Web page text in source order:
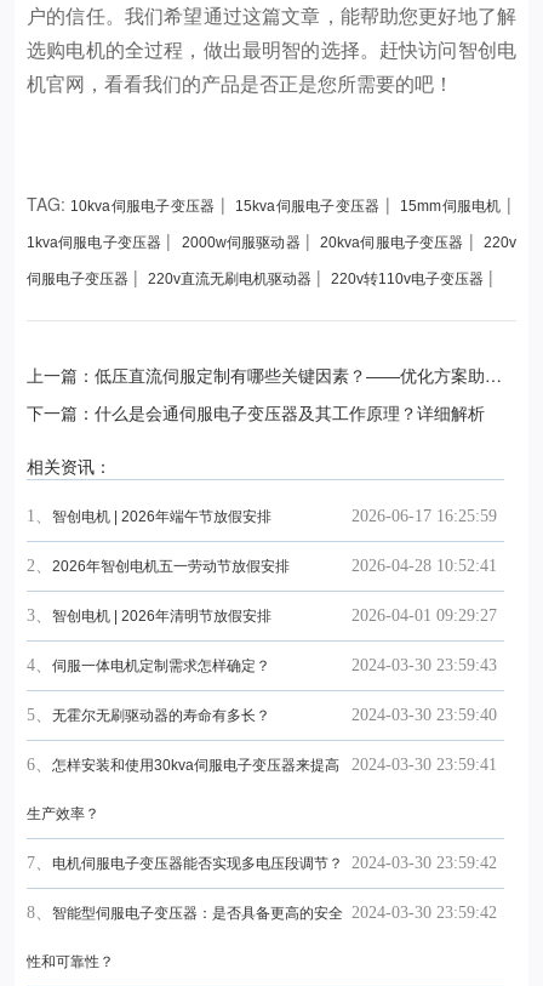
户的信任。我们希望通过这篇文章，能帮助您更好地了解
选购电机的全过程，做出最明智的选择。赶快访问智创电
机官网，看看我们的产品是否正是您所需要的吧！
TAG: 10kva伺服电子变压器 | 15kva伺服电子变压器 | 15mm伺服电机 |
1kva伺服电子变压器 | 2000w伺服驱动器|20kva伺服电子变压器 |220v
伺服电子变压器 | 220v直流无刷电机驱动器 | 220v转110v电子变压器 |
上一篇：低压直流伺服定制有哪些关键因素？——优化方案助您
下一篇：什么是会通伺服电子变压器及其工作原理？详细解析
相关资讯：
2026-06-17 16:25:59
1、 智创电机 | 2026年端午节放假安排
2026-04-28 10:52:41
2、 2026年智创电机五一劳动节放假安排
2026-04-01 09:29:27
3、 智创电机 | 2026年清明节放假安排
2024-03-30 23:59:43
4、 伺服一体电机定制需求怎样确定？
2024-03-30 23:59:40
5、 无霍尔无刷驱动器的寿命有多长？
2024-03-30 23:59:41
6、 怎样安装和使用30kva伺服电子变压器来提高
生产效率？
2024-03-30 23:59:42
7、 电机伺服电子变压器能否实现多电压段调节？
2024-03-30 23:59:42
8、 智能型伺服电子变压器：是否具备更高的安全
性和可靠性？